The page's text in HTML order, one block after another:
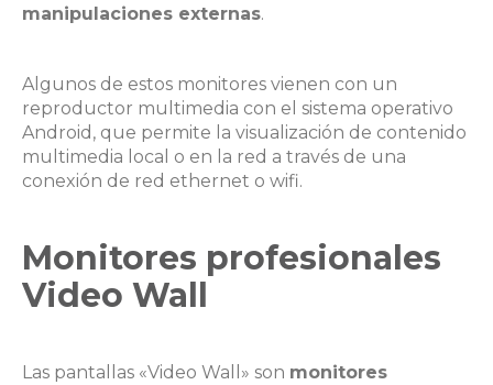
manipulaciones externas.
Algunos de estos monitores vienen con un
reproductor multimedia con el sistema operativo
Android, que permite la visualización de contenido
multimedia local o en la red a través de una
conexión de red ethernet o wifi.
Monitores profesionales
Video Wall
Las pantallas «Video Wall» son monitores